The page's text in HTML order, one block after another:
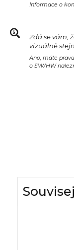
Informace o
Zdá se vám,
vizuálně
Ano, máte
o SW/HW